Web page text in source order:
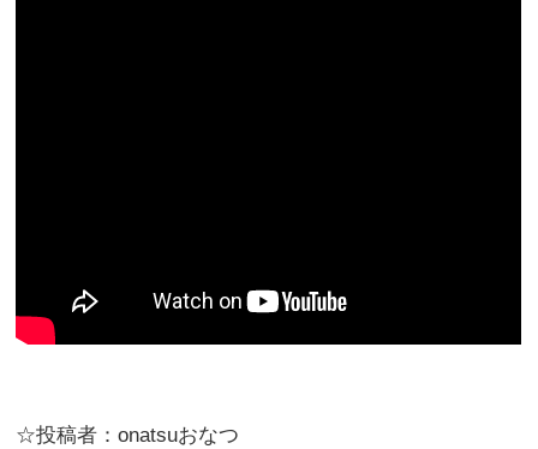
☆投稿者：onatsuおなつ